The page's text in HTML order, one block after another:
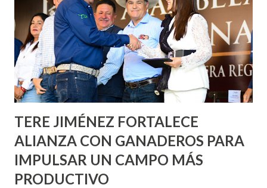
Nieto, entre Jesús F. Elizondo y la calle 22 de Octubre, con
lo que se aplicará pintura en 66 casas. Posteriormente se
llevará este programa a Villas de Nuestra Señora de la
Asunción, Avenida Alameda y Decreto 27 de Septiembre, en
los edificios FOVISSSTE Ojo de Agua, en la comunidad
Norias de Paso Hondo y en los edificios de...
TERE JIMÉNEZ FORTALECE
ALIANZA CON GANADEROS PARA
IMPULSAR UN CAMPO MÁS
PRODUCTIVO